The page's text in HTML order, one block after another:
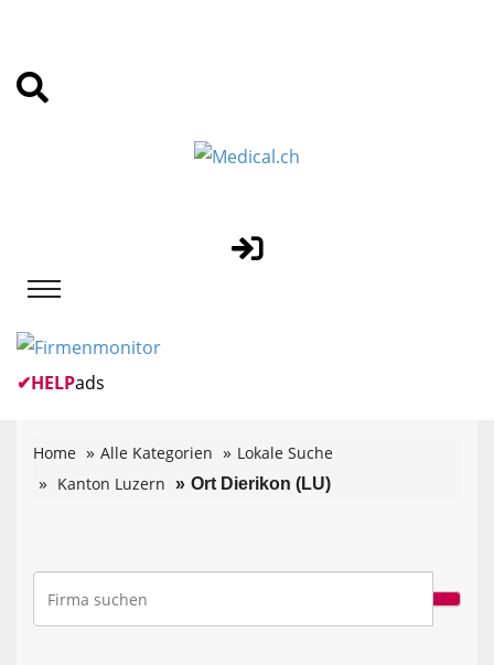
✔HELPads
Home Alle Kategorien
Lokale Suche
Kanton Luzern
Ort Dierikon (LU)